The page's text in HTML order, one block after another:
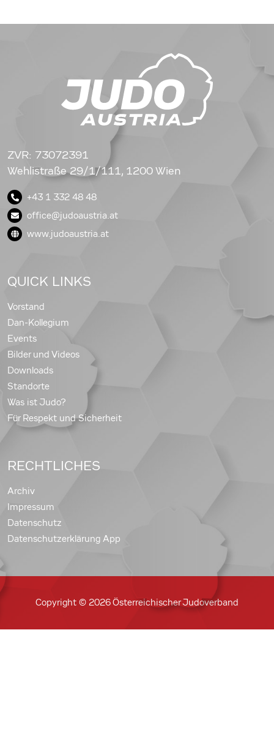
ZVR: 73072391
Wehlistraße 29/1/111, 1200 Wien
+43 1 332 48 48
office@judoaustria.at
www.judoaustria.at
QUICK LINKS
Vorstand
Dan-Kollegium
Events
Bilder und Videos
Downloads
Standorte
Was ist Judo?
Für Respekt und Sicherheit
RECHTLICHES
Archiv
Impressum
Datenschutz
Datenschutzerklärung App
Copyright © 2026 Österreichischer Judoverband